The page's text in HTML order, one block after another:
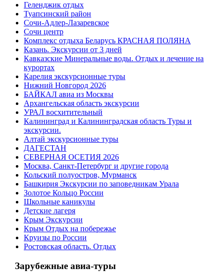
Геленджик отдых
Туапсинский район
Сочи-Адлер-Лазаревское
Сочи центр
Комплекс отдыха Беларусь КРАСНАЯ ПОЛЯНА
Казань. Экскурсии от 3 дней
Кавказские Минеральные воды. Отдых и лечение на
курортах
Карелия экскурсионные туры
Нижний Новгород 2026
БАЙКАЛ авиа из Москвы
Архангельская область экскурсии
УРАЛ восхитительный
Калининград и Калининградская область Туры и
экскурсии.
Алтай экскурсионные туры
ДАГЕСТАН
СЕВЕРНАЯ ОСЕТИЯ 2026
Москва, Санкт-Петербург и другие города
Кольский полуостров, Мурманск
Башкирия Экскурсии по заповедникам Урала
Золотое Кольцо России
Школьные каникулы
Детские лагеря
Крым Экскурсии
Крым Отдых на побережье
Круизы по России
Ростовская область. Отдых
Зарубежные авиа-туры